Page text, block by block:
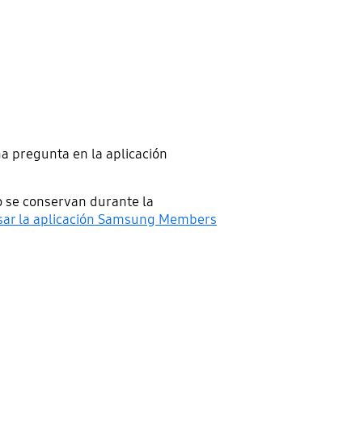
pregunta en la aplicación
se conservan durante la
la aplicación Samsung Members